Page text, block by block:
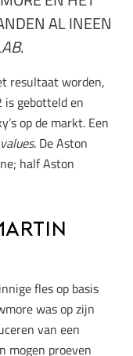
AL INEEN
.
resultaat worden,
is gebotteld en
op de markt. Een
De Aston
half Aston
fles op basis
was op zijn
van een
mogen proeven